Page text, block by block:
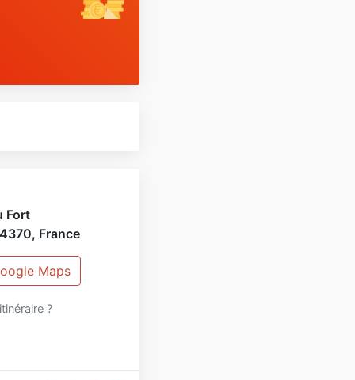
Fort
, France
Maps
?